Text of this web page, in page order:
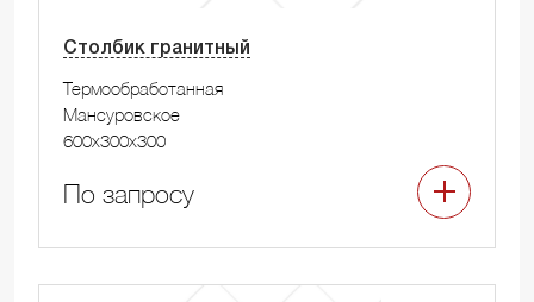
Столбик гранитный
Термообработанная
Мансуровское
600x300x300
По запросу